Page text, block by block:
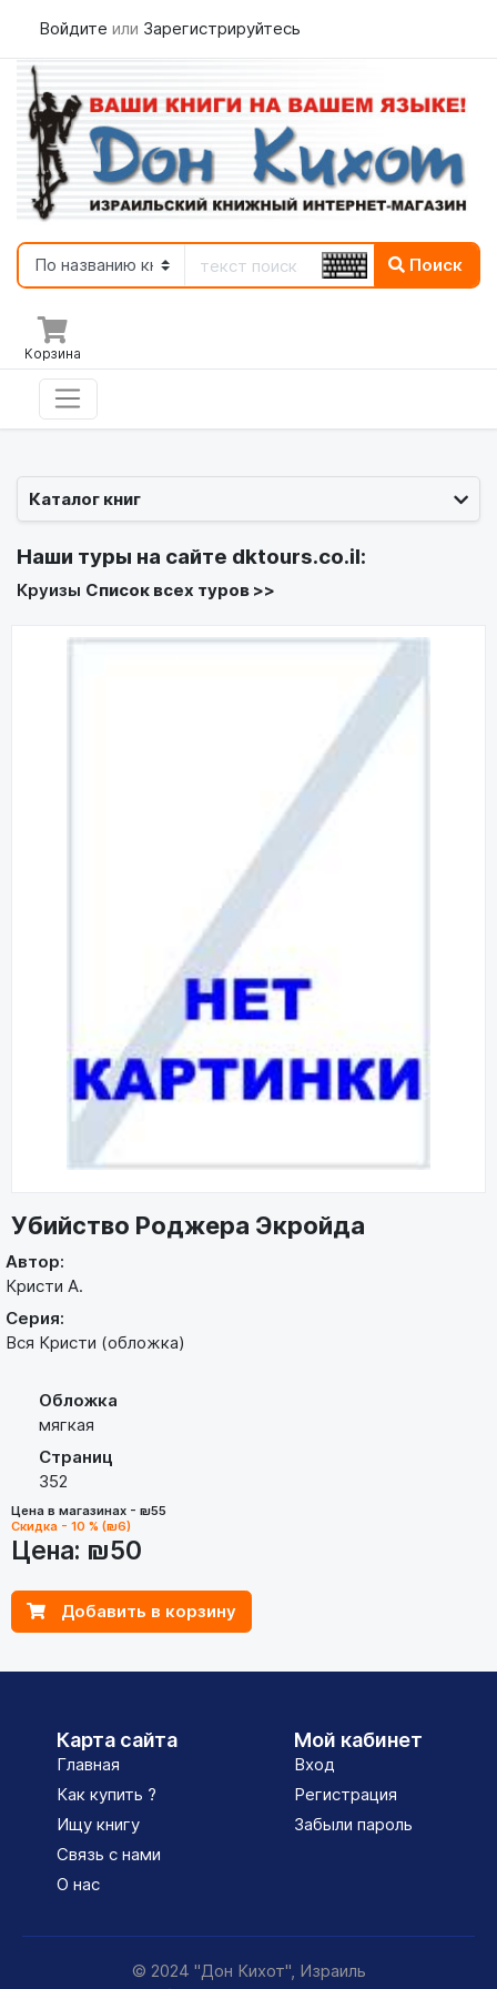
Войдите или Зарегистрируйтесь
Поиск
Корзина
Каталог книг
Наши туры на сайте dktours.co.il:
Круизы Список всех туров >>
Убийство Роджера Экройда
Автор:
Кристи А.
Серия:
Вся Кристи (обложка)
Обложка
мягкая
Страниц
352
Цена в магазинах - ₪55
Скидка - 10 % (₪6)
Цена: ₪50
Добавить в корзину
Карта сайта
Главная
Как купить ?
Ищу книгу
Связь с нами
О нас
Мой кабинет
Вход
Регистрация
Забыли пароль
© 2024 "Дон Кихот", Израиль